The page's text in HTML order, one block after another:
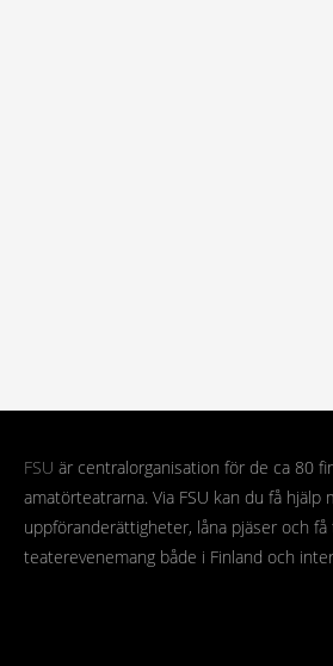
FSU är centralorganisation för de ca 80
amatörteatrarna. Via FSU kan du få hjälp
uppföranderättigheter, låna pjäser och få
teaterevenemang både i Finland och